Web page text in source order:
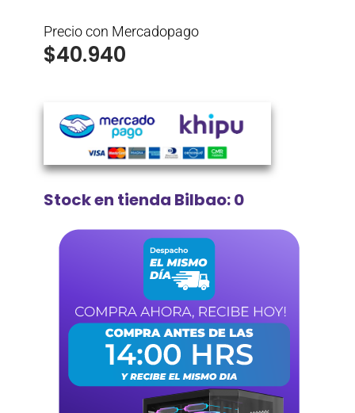
Precio con Mercadopago
$40.940
Stock en tienda Bilbao: 0